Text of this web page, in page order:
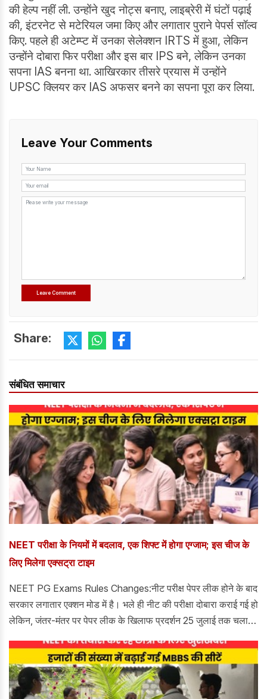
की हेल्प नहीं ली. उन्होंने खुद नोट्स बनाए, लाइब्रेरी में घंटों पढ़ाई
की, इंटरनेट से मटेरियल जमा किए और लगातार पुराने पेपर्स सॉल्व
किए. पहले ही अटेम्प्ट में उनका सेलेक्शन IRTS में हुआ, लेकिन
उन्होंने दोबारा फिर परीक्षा और इस बार IPS बने, लेकिन उनका
सपना IAS बनना था. आखिरकार तीसरे प्रयास में उन्होंने
UPSC क्लियर कर IAS अफसर बनने का सपना पूरा कर लिया.
Leave Your Comments
Share:
संबंधित समाचार
NEET परीक्षा के नियमों में बदलाव, एक शिफ्ट में होगा एग्जाम; इस चीज के
लिए मिलेगा एक्सट्रा टाइम
NEET PG Exams Rules Changes:नीट परीक्ष पेपर लीक होने के बाद
सरकार लगातार एक्शन मोड में है। भले ही नीट की परीक्षा दोबारा कराई गई हो
लेकिन, जंतर-मंतर पर पेपर लीक के खिलाफ प्रदर्शन 25 जुलाई तक चलाता
पड़ा।